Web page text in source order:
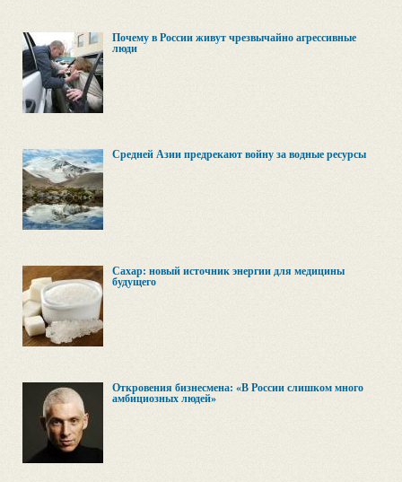
Почему в России живут чрезвычайно агрессивные
люди
Средней Азии предрекают войну за водные ресурсы
Сахар: новый источник энергии для медицины
будущего
Откровения бизнесмена: «В России слишком много
амбициозных людей»